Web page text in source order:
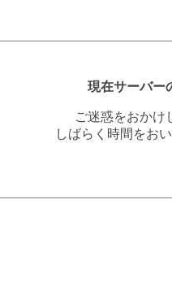
現在サーバー
ご迷惑をおかけ
しばらく時間をお